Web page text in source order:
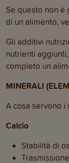
Se questo non
di un alimento,
Gli additivi
nutrienti
completo un
MINERALI
A cosa servono i
Calcio
Stabilità di